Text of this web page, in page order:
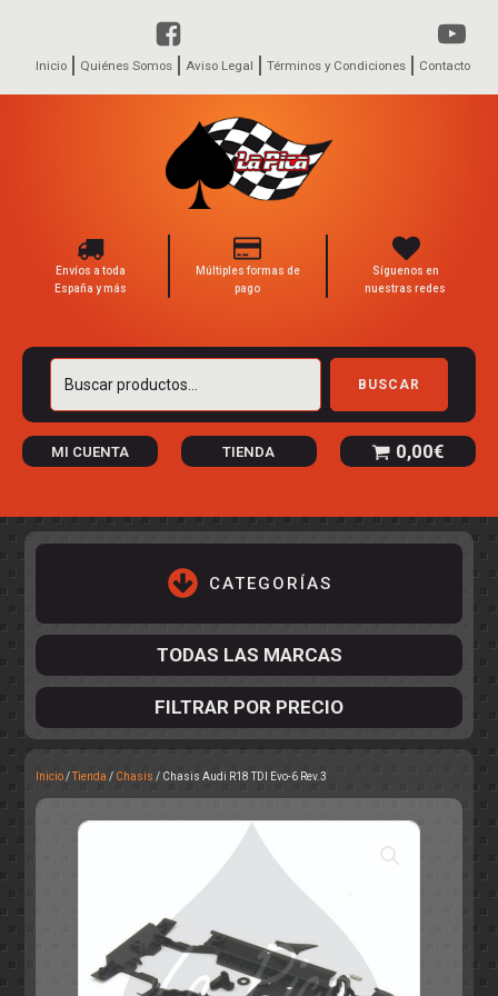
Inicio Quiénes Somos Aviso Legal Términos y Condiciones Contacto
Envíos a toda
España y más
Múltiples formas de
pago
Síguenos en
nuestras redes
Buscar
BUSCAR
MI CUENTA TIENDA 0,00€
CATEGORÍAS
RALLY
TODAS LAS MARCAS
FILTRAR POR PRECIO
Inicio/Tienda / Chasis / Chasis Audi R18 TDI Evo-6 Rev.3